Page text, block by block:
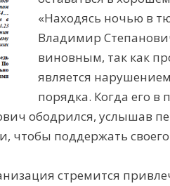
«Находясь ночью в
Владимир
виновным, так как
является
порядка. Когда его в
ободрился, услышав
поддержать своего
стремится